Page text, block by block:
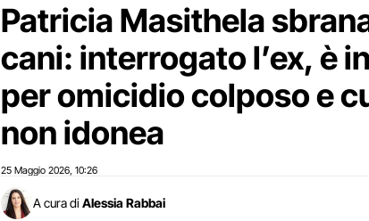
Patricia Masithela
cani: interrogato l’ex, è
per omicidio colposo e
non idonea
25 Maggio 2026 10:26
A cura di Alessia Rabbai